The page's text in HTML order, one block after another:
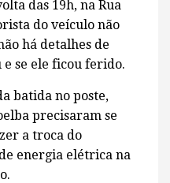
das 19h, na Rua
do veículo não
há detalhes de
e se ele ficou ferido.
batida no poste,
precisaram se
a troca do
energia elétrica na